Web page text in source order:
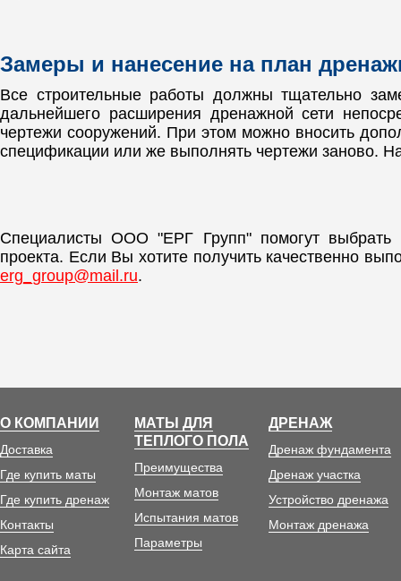
Замеры и нанесение на план
Все строительные работы должны тщательно
дальнейшего расширения дренажной сети
чертежи сооружений. При этом можно вносить
спецификации или же выполнять чертежи заново.
Специалисты ООО "ЕРГ Групп" помогут выбрать
проекта. Если Вы хотите получить качественно
erg_group@mail.ru.
О КОМПАНИИ
Доставка
Где купить маты
Где купить дренаж
Контакты
Карта сайта
МАТЫ ДЛЯ
ТЕПЛОГО ПОЛА
Преимущества
Монтаж матов
Испытания матов
Параметры
ДРЕНАЖ
Дренаж фундамента
Дренаж участка
Устройство дренажа
Монтаж дренажа